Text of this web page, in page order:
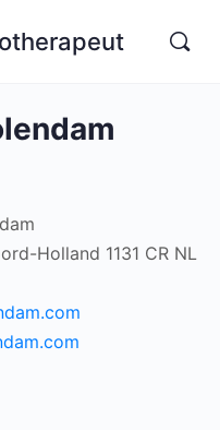
Holland 1131 CR NL